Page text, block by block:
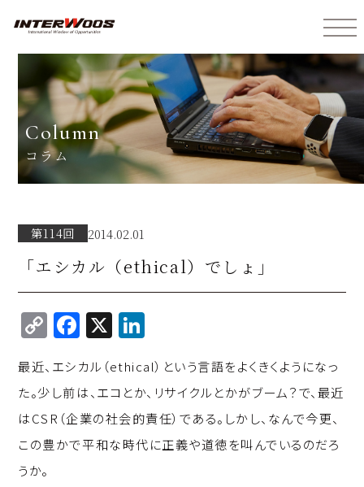
column
コラム
第114回 2014.02.01
「エシカル（ethical）でしょ」
C
o
p
y
Li
n
F
a
c
e
b
o
X
n
k
e
d
I
最近、エシカル（ethical）という言語をよくきくようになっ
た。少し前は、エコとか、リサイクルとかがブーム？で、最近
はCSR（企業の社会的責任）である。しかし、なんで今更、
この豊かで平和な時代に正義や道徳を叫んでいるのだろ
うか。